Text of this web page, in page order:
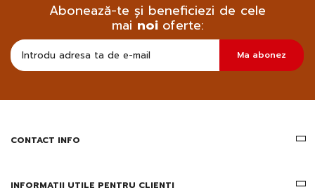
Abonează-te și beneficiezi de cele
mainoi oferte:
sa
primesc
informatii
Ma abonez
CONTACT INFO
INFORMATII UTILE PENTRU CLIENTI